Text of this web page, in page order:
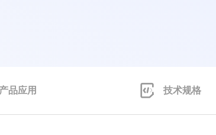
产品应用 技术规格